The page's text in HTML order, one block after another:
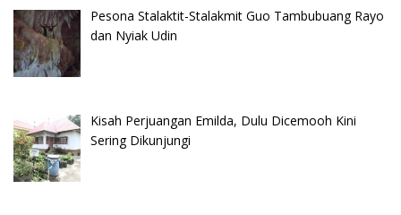
Pesona Stalaktit-Stalakmit Guo Tambubuang Rayo
dan Nyiak Udin
Kisah Perjuangan Emilda, Dulu Dicemooh Kini
Sering Dikunjungi